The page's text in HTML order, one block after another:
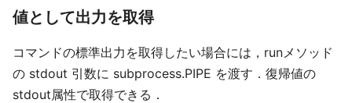
値として出力を取得
コマンドの標準出力を取得したい場合には，runメソッド
の stdout 引数に subprocess.PIPE を渡す．復帰値の
stdout属性で取得できる．